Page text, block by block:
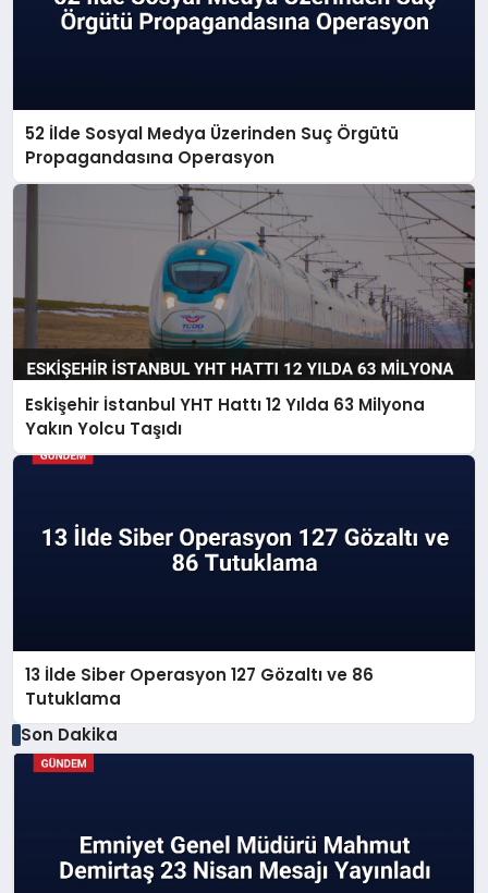
52 İlde Sosyal Medya Üzerinden Suç Örgütü
Propagandasına Operasyon
Eskişehir İstanbul YHT Hattı 12 Yılda 63 Milyona
Yakın Yolcu Taşıdı
13 İlde Siber Operasyon 127 Gözaltı ve 86
Tutuklama
Son Dakika